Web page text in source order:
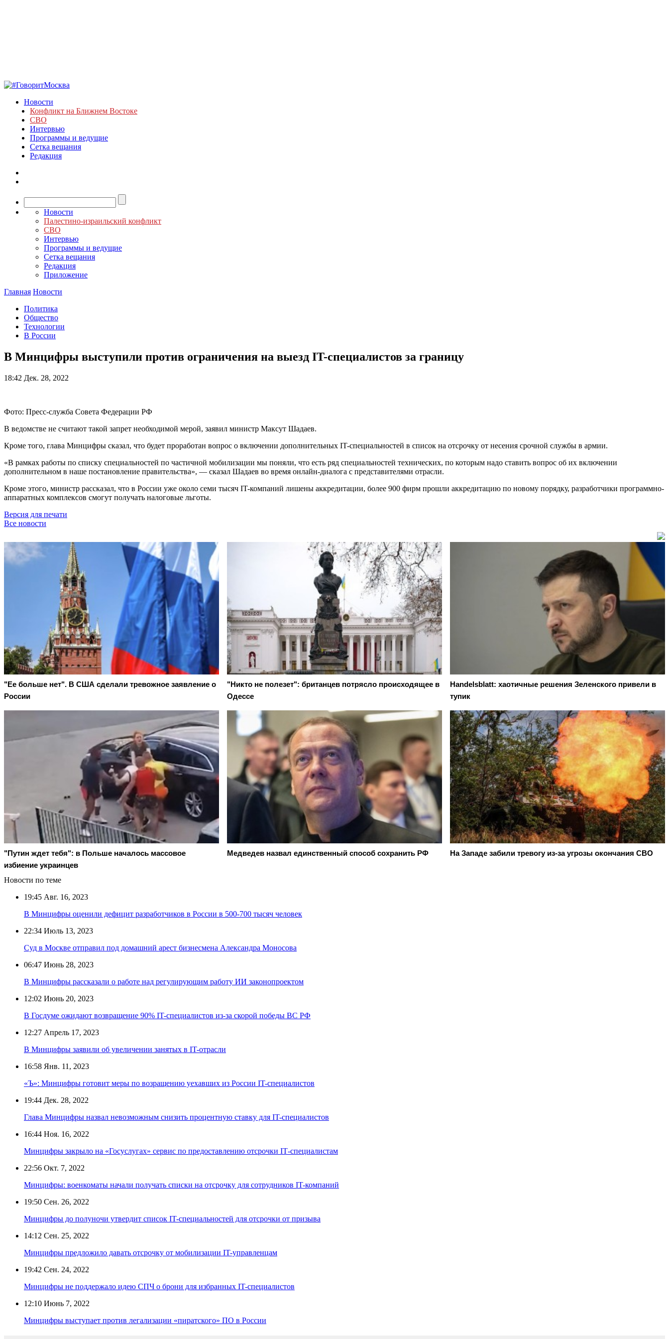
Новости
Конфликт на Ближнем Востоке
СВО
Интервью
Программы и ведущие
Сетка вещания
Редакция
Новости
Палестино-израильский конфликт
СВО
Интервью
Программы и ведущие
Сетка вещания
Редакция
Приложение
Главная Новости
Политика
Общество
Технологии
В России
В Минцифры выступили против ограничения на выезд IT-специалистов за границу
18:42 Дек. 28, 2022
Фото: Пресс-служба Совета Федерации РФ
В ведомстве не считают такой запрет необходимой мерой, заявил министр Максут Шадаев.
Кроме того, глава Минцифры сказал, что будет проработан вопрос о включении дополнительных IT-специальностей в список на отсрочку от несения срочной службы в армии.
«В рамках работы по списку специальностей по частичной мобилизации мы поняли, что есть ряд специальностей технических, по которым надо ставить вопрос об их включении
дополнительном в наше постановление правительства», — сказал Шадаев во время онлайн-диалога с представителями отрасли.
Кроме этого, министр рассказал, что в России уже около семи тысяч IT-компаний лишены аккредитации, более 900 фирм прошли аккредитацию по новому порядку, разработчики программно-
аппаратных комплексов смогут получать налоговые льготы.
Версия для печати
Все новости
"Ее больше нет". В США сделали тревожное заявление о
России
"Никто не полезет": британцев потрясло происходящее в
Одессе
Handelsblatt: хаотичные решения Зеленского привели в
тупик
"Путин ждет тебя": в Польше началось массовое
избиение украинцев
Медведев назвал единственный способ сохранить РФ На Западе забили тревогу из-за угрозы окончания СВО
Новости по теме
19:45 Авг. 16, 2023
В Минцифры оценили дефицит разработчиков в России в 500-700 тысяч человек
22:34 Июль 13, 2023
Суд в Москве отправил под домашний арест бизнесмена Александра Моносова
06:47 Июнь 28, 2023
В Минцифры рассказали о работе над регулирующим работу ИИ законопроектом
12:02 Июнь 20, 2023
В Госдуме ожидают возвращение 90% IT-специалистов из-за скорой победы ВС РФ
12:27 Апрель 17, 2023
В Минцифры заявили об увеличении занятых в IT-отрасли
16:58 Янв. 11, 2023
«Ъ»: Минцифры готовит меры по возращению уехавших из России IT-специалистов
19:44 Дек. 28, 2022
Глава Минцифры назвал невозможным снизить процентную ставку для IT-специалистов
16:44 Ноя. 16, 2022
Минцифры закрыло на «Госуслугах» сервис по предоставлению отсрочки IТ-специалистам
22:56 Окт. 7, 2022
Минцифры: военкоматы начали получать списки на отсрочку для сотрудников IT-компаний
19:50 Сен. 26, 2022
Минцифры до полуночи утвердит список IT-специальностей для отсрочки от призыва
14:12 Сен. 25, 2022
Минцифры предложило давать отсрочку от мобилизации IT-управленцам
19:42 Сен. 24, 2022
Минцифры не поддержало идею СПЧ о брони для избранных IT-специалистов
12:10 Июнь 7, 2022
Минцифры выступает против легализации «пиратского» ПО в России